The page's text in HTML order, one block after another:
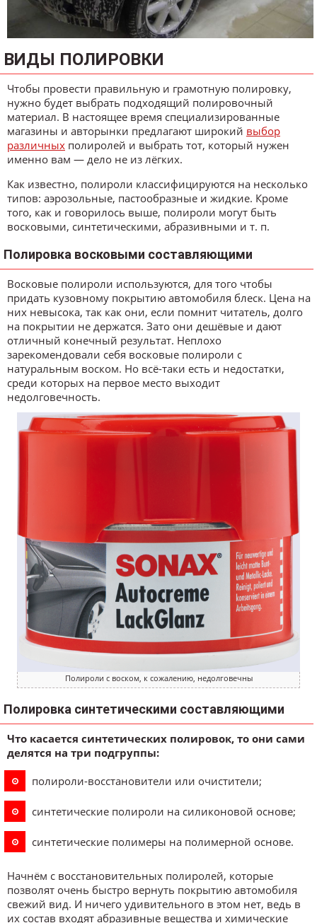
ВИДЫ ПОЛИРОВКИ
Чтобы провести правильную и грамотную полировку,
нужно будет выбрать подходящий полировочный
материал. В настоящее время специализированные
магазины и авторынки предлагают широкий выбор
различных полиролей и выбрать тот, который нужен
именно вам — дело не из лёгких.
Как известно, полироли классифицируются на несколько
типов: аэрозольные, пастообразные и жидкие. Кроме
того, как и говорилось выше, полироли могут быть
восковыми, синтетическими, абразивными и т. п.
Полировка восковыми составляющими
Восковые полироли используются, для того чтобы
придать кузовному покрытию автомобиля блеск. Цена на
них невысока, так как они, если помнит читатель, долго
на покрытии не держатся. Зато они дешёвые и дают
отличный конечный результат. Неплохо
зарекомендовали себя восковые полироли с
натуральным воском. Но всё-таки есть и недостатки,
среди которых на первое место выходит
недолговечность.
Полироли с воском, к сожалению, недолговечны
Полировка синтетическими составляющими
Что касается синтетических полировок, то они сами
делятся на три подгруппы:
полироли-восстановители или очистители;
синтетические полироли на силиконовой основе;
синтетические полимеры на полимерной основе.
Начнём с восстановительных полиролей, которые
позволят очень быстро вернуть покрытию автомобиля
свежий вид. И ничего удивительного в этом нет, ведь в
их состав входят абразивные вещества и химические